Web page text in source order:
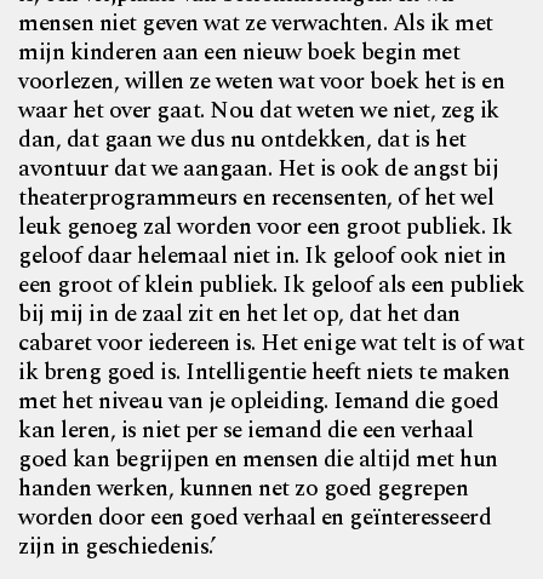
mensen niet geven wat ze verwachten. Als ik met
mijn kinderen aan een nieuw boek begin met
voorlezen, willen ze weten wat voor boek het is en
waar het over gaat. Nou dat weten we niet, zeg ik
dan, dat gaan we dus nu ontdekken, dat is het
avontuur dat we aangaan. Het is ook de angst bij
theaterprogrammeurs en recensenten, of het wel
leuk genoeg zal worden voor een groot publiek. Ik
geloof daar helemaal niet in. Ik geloof ook niet in
een groot of klein publiek. Ik geloof als een publiek
bij mij in de zaal zit en het let op, dat het dan
cabaret voor iedereen is. Het enige wat telt is of wat
ik breng goed is. Intelligentie heeft niets te maken
met het niveau van je opleiding. Iemand die goed
kan leren, is niet per se iemand die een verhaal
goed kan begrijpen en mensen die altijd met hun
handen werken, kunnen net zo goed gegrepen
worden door een goed verhaal en geïnteresseerd
zijn in geschiedenis.’